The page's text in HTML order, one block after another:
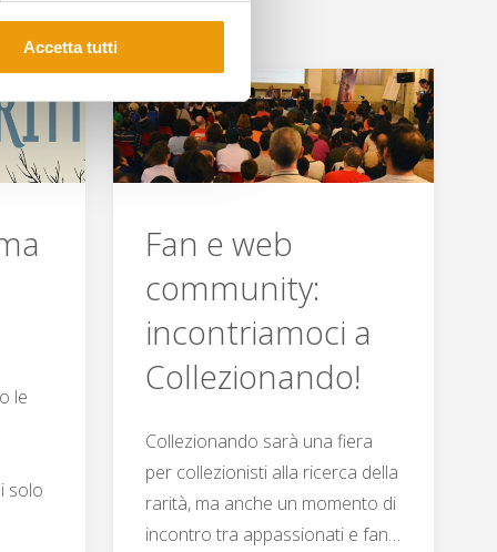
Accetta tutti
Lucca"
le
solo
Fan e web
community:
incontriamoci a
Collezionando!
Collezionando sarà una fiera
per collezionisti alla ricerca della
rarità, ma anche un momento di
incontro tra appassionati e fan…